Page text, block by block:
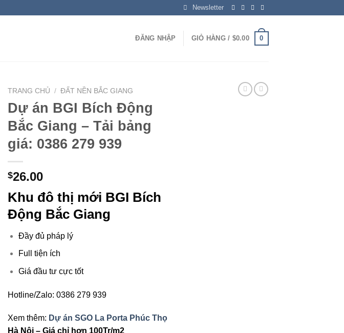
Newsletter
ĐĂNG NHẬP GIỎ HÀNG / $0.00 0
TRANG CHỦ / ĐẤT NỀN BẮC GIANG
Dự án BGI Bích Động
Bắc Giang – Tải bảng
giá: 0386 279 939
$26.00
Khu đô thị mới BGI Bích
Động Bắc Giang
Đầy đủ pháp lý
Full tiện ích
Giá đầu tư cực tốt
Hotline/Zalo: 0386 279 939
Xem thêm: Dự án SGO La Porta Phúc Thọ
Hà Nội – Giá chỉ hơn 100Tr/m2